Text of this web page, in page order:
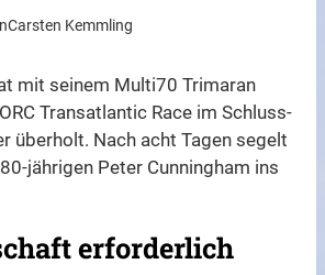
Carsten Kemmling
mit seinem Multi70 Trimaran
Transatlantic Race im Schluss-
überholt. Nach acht Tagen segelt
jährigen Peter Cunningham ins
erforderlich